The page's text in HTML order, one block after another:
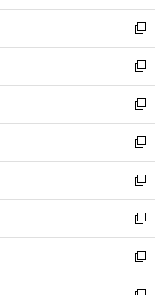
開
く
ウ
で
開
く
ン
ド
ウ
で
開
く
ウ
ィ
ン
ド
ウ
で
開
く
新
し
い
ウ
ィ
ン
ド
ウ
で
開
く
新
し
い
ウ
ィ
ン
ド
ウ
で
開
く
新
し
い
ウ
ィ
ン
ド
ウ
で
開
新
し
い
ウ
ィ
ン
ド
ウ
新
し
い
ウ
ィ
ン
新
し
い
ウ
新
し